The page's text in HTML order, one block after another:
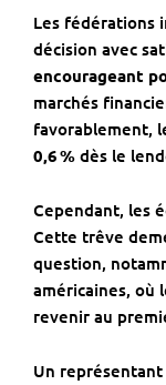
Les fédérations
décision avec
encourageant
marchés
favorablement,
0,6% dès le
Cependant, les
Cette trêve
question,
américaines, où
revenir au
Un